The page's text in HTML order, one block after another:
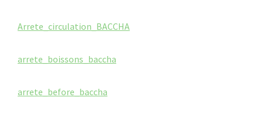
Arrete_circulation_BACCHA
arrete_boissons_baccha
arrete_before_baccha